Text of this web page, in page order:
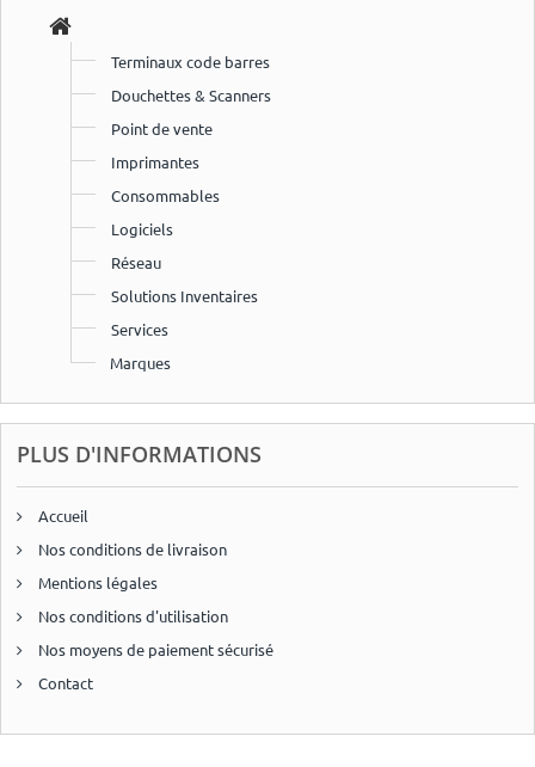
Terminaux code barres
Douchettes & Scanners
Point de vente
Imprimantes
Consommables
Logiciels
Réseau
Solutions Inventaires
Services
Marques
PLUS D'INFORMATIONS
Accueil
Nos conditions de livraison
Mentions légales
Nos conditions d'utilisation
Nos moyens de paiement sécurisé
Contact